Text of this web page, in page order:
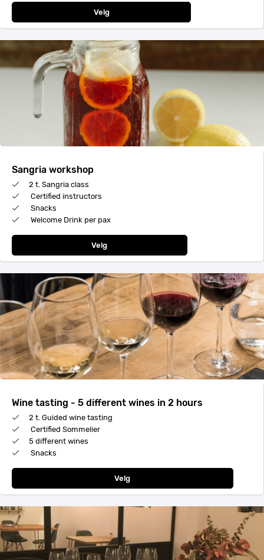
Velg
Sangria workshop
2 t. Sangria class
Certified instructors
Snacks
Welcome Drink per pax
Velg
Wine tasting - 5 different wines in 2 hours
2 t. Guided wine tasting
Certified Sommelier
5 different wines
Snacks
Velg